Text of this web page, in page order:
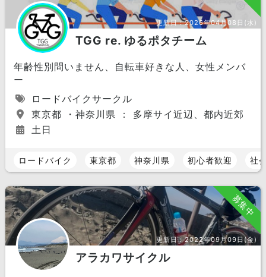
更新日：2026年04月08日(水)
TGG re. ゆるポタチーム
年齢性別問いません、自転車好きな人、女性メンバ
ー
ロードバイクサークル
東京都 ・神奈川県 ： 多摩サイ近辺、都内近郊
土日
ロードバイク 東京都 神奈川県 初心者歓迎 社
募集中
更新日：2022年09月09日(金)
アラカワサイクル